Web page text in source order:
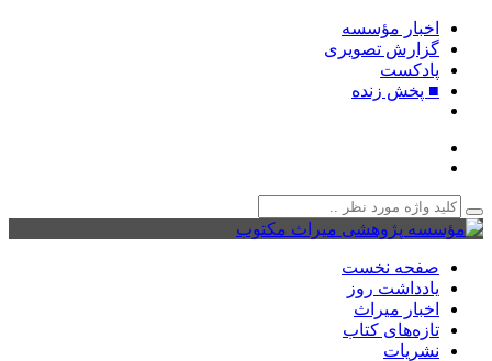
اخبار مؤسسه
گزارش تصویری
پادکست‌
■ پخش زنده
صفحه نخست
یادداشت روز
اخبار میراث
تازه‌های کتاب
نشریات